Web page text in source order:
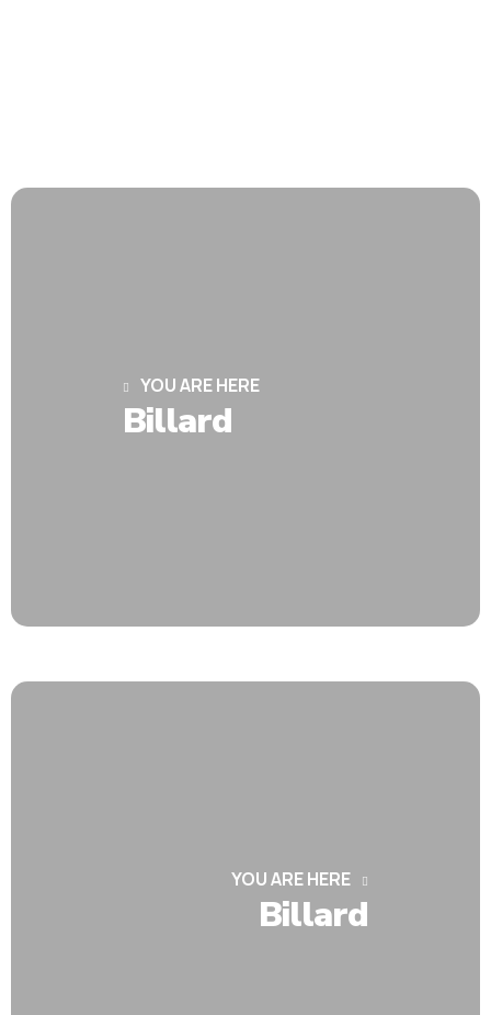
YOU ARE HERE
Billard
YOU ARE HERE
Billard